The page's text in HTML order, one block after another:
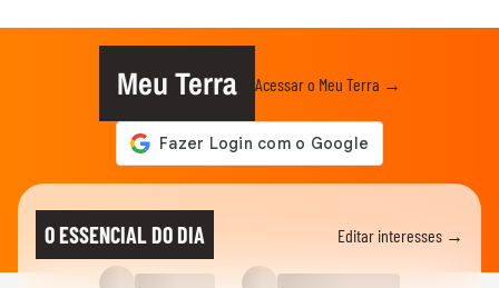
Meu Terra Acessar o Meu Terra →
O ESSENCIAL DO DIA Editar interesses →